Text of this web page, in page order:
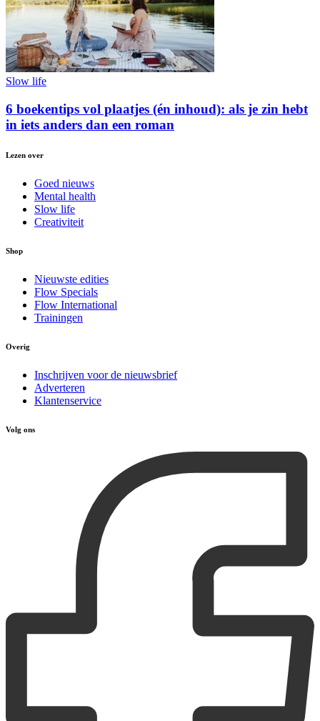
Slow life
6 boekentips vol plaatjes (én inhoud): als je zin hebt
in iets anders dan een roman
Lezen over
Goed nieuws
Mental health
Slow life
Creativiteit
Shop
Nieuwste edities
Flow Specials
Flow International
Trainingen
Overig
Inschrijven voor de nieuwsbrief
Adverteren
Klantenservice
Volg ons